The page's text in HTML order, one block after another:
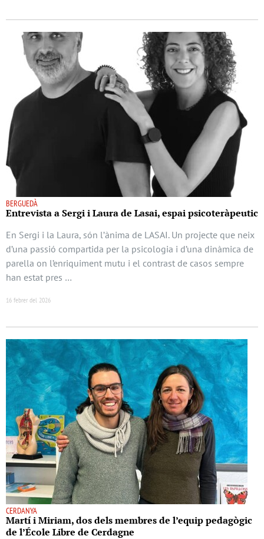
BERGUEDÀ
Entrevista a Sergi i Laura de Lasai, espai psicoteràpeutic
En Sergi i la Laura, són l’ànima de LASAI. Un projecte que neix
d’una passió compartida per la psicologia i d’una dinàmica de
parella on l’enriquiment mutu i el contrast de casos sempre
han estat pres …
16 febrer del 2026
CERDANYA
Martí i Miriam, dos dels membres de l’equip pedagògic
de l’École Libre de Cerdagne